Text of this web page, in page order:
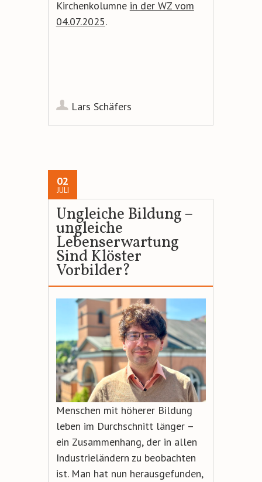
Kirchenkolumne in der WZ vom
04.07.2025.
Lars Schäfers
02
JULI
Ungleiche Bildung –
ungleiche
Lebenserwartung
Sind Klöster
Vorbilder?
Menschen mit höherer Bildung
leben im Durchschnitt länger –
ein Zusammenhang, der in allen
Industrieländern zu beobachten
ist. Man hat nun herausgefunden,